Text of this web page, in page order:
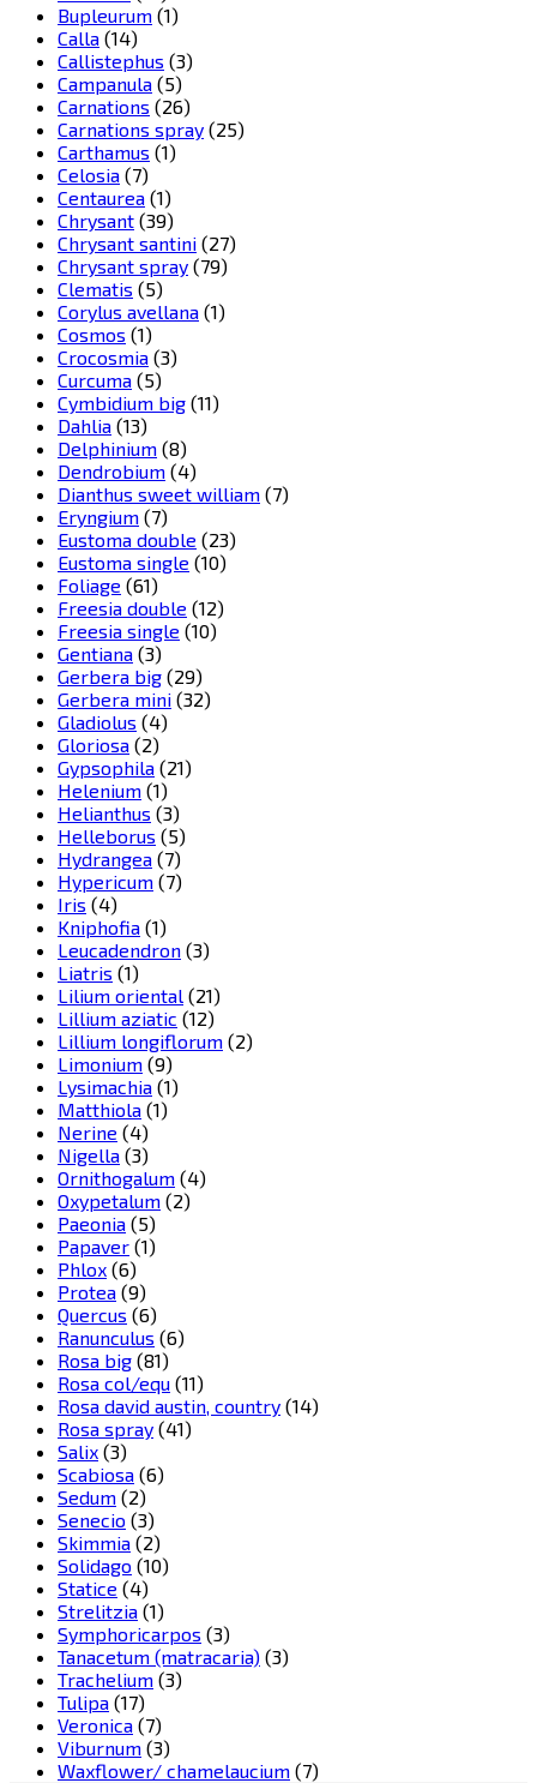
Bupleurum (1)
Calla (14)
Callistephus (3)
Campanula (5)
Carnations (26)
Carnations spray (25)
Carthamus (1)
Celosia (7)
Centaurea (1)
Chrysant (39)
Chrysant santini (27)
Chrysant spray (79)
Clematis (5)
Corylus avellana (1)
Cosmos (1)
Crocosmia (3)
Curcuma (5)
Cymbidium big (11)
Dahlia (13)
Delphinium (8)
Dendrobium (4)
Dianthus sweet william (7)
Eryngium (7)
Eustoma double (23)
Eustoma single (10)
Foliage (61)
Freesia double (12)
Freesia single (10)
Gentiana (3)
Gerbera big (29)
Gerbera mini (32)
Gladiolus (4)
Gloriosa (2)
Gypsophila (21)
Helenium (1)
Helianthus (3)
Helleborus (5)
Hydrangea (7)
Hypericum (7)
Iris (4)
Kniphofia (1)
Leucadendron (3)
Liatris (1)
Lilium oriental (21)
Lillium aziatic (12)
Lillium longiflorum (2)
Limonium (9)
Lysimachia (1)
Matthiola (1)
Nerine (4)
Nigella (3)
Ornithogalum (4)
Oxypetalum (2)
Paeonia (5)
Papaver (1)
Phlox (6)
Protea (9)
Quercus (6)
Ranunculus (6)
Rosa big (81)
Rosa col/equ (11)
Rosa david austin, country (14)
Rosa spray (41)
Salix (3)
Scabiosa (6)
Sedum (2)
Senecio (3)
Skimmia (2)
Solidago (10)
Statice (4)
Strelitzia (1)
Symphoricarpos (3)
Tanacetum (matracaria) (3)
Trachelium (3)
Tulipa (17)
Veronica (7)
Viburnum (3)
Waxflower/ chamelaucium (7)